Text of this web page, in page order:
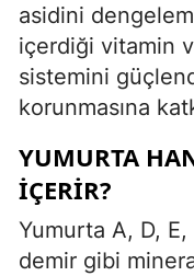
asidini
içerdiği vitamin
sistemini
korunmasına
YUMURTA
İÇERIR?
Yumurta A, D,
demir gibi